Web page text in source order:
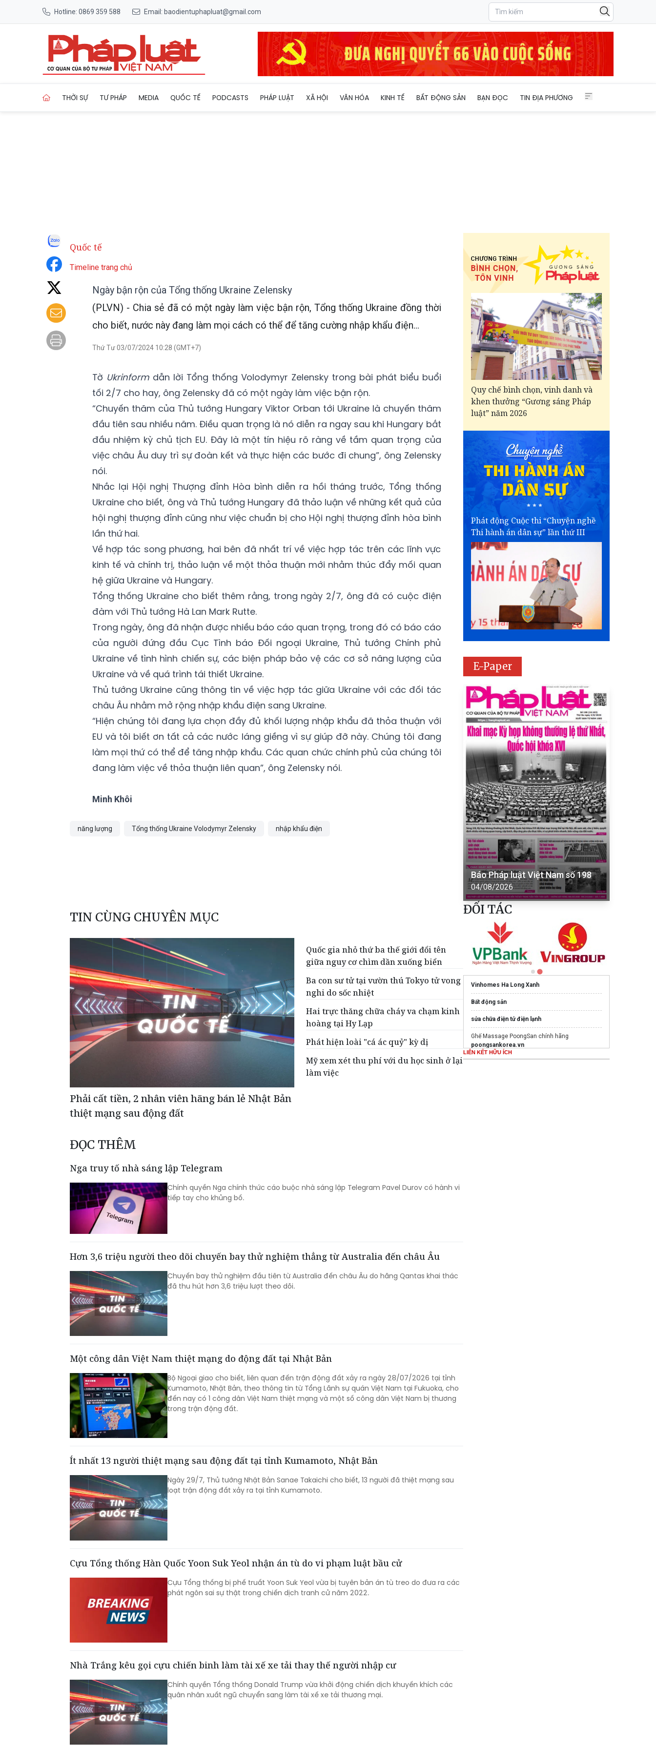
Hotline: 0869 359 588 Email: baodientuphapluat@gmail.com
THỜI SỰ TƯ PHÁP MEDIA QUỐC TẾ PODCASTS PHÁP LUẬT XÃ HỘI VĂN HÓA KINH TẾ BẤT ĐỘNG SẢN BẠN ĐỌC TIN ĐỊA PHƯƠNG
Quốc tế
Timeline trang chủ
Ngày bận rộn của Tổng thống Ukraine Zelensky
(PLVN) - Chia sẻ đã có một ngày làm việc bận rộn, Tổng thống Ukraine đồng thời
cho biết, nước này đang làm mọi cách có thể để tăng cường nhập khẩu điện...
Thứ Tư 03/07/2024 10:28 (GMT+7)
Tờ Ukrinformdẫn lời Tổng thống Volodymyr Zelensky trong bài phát biểu buổi
tối 2/7 cho hay, ông Zelensky đã có một ngày làm việc bận rộn.
“Chuyến thăm của Thủ tướng Hungary Viktor Orban tới Ukraine là chuyến thăm
đầu tiên sau nhiều năm. Điều quan trọng là nó diễn ra ngay sau khi Hungary bắt
đầu nhiệm kỳ chủ tịch EU. Đây là một tín hiệu rõ ràng về tầm quan trọng của
việc châu Âu duy trì sự đoàn kết và thực hiện các bước đi chung”, ông Zelensky
nói.
Nhắc lại Hội nghị Thượng đỉnh Hòa bình diễn ra hồi tháng trước, Tổng thống
Ukraine cho biết, ông và Thủ tướng Hungary đã thảo luận về những kết quả của
hội nghị thượng đỉnh cũng như việc chuẩn bị cho Hội nghị thượng đỉnh hòa bình
lần thứ hai.
Về hợp tác song phương, hai bên đã nhất trí về việc hợp tác trên các lĩnh vực
kinh tế và chính trị, thảo luận về một thỏa thuận mới nhằm thúc đẩy mối quan
hệ giữa Ukraine và Hungary.
Tổng thống Ukraine cho biết thêm rằng, trong ngày 2/7, ông đã có cuộc điện
đàm với Thủ tướng Hà Lan Mark Rutte.
Trong ngày, ông đã nhận được nhiều báo cáo quan trọng, trong đó có báo cáo
của người đứng đầu Cục Tình báo Đối ngoại Ukraine, Thủ tướng Chính phủ
Ukraine về tình hình chiến sự, các biện pháp bảo vệ các cơ sở năng lượng của
Ukraine và về quá trình tái thiết Ukraine.
Thủ tướng Ukraine cũng thông tin về việc hợp tác giữa Ukraine với các đối tác
châu Âu nhằm mở rộng nhập khẩu điện sang Ukraine.
“Hiện chúng tôi đang lựa chọn đầy đủ khối lượng nhập khẩu đã thỏa thuận với
EU và tôi biết ơn tất cả các nước láng giềng vì sự giúp đỡ này. Chúng tôi đang
làm mọi thứ có thể để tăng nhập khẩu. Các quan chức chính phủ của chúng tôi
đang làm việc về thỏa thuận liên quan”, ông Zelensky nói.
Minh Khôi
năng lượng Tổng thống Ukraine Volodymyr Zelensky nhập khẩu điện
TIN CÙNG CHUYÊN MỤC
Phải cất tiền, 2 nhân viên hãng bán lẻ Nhật Bản
thiệt mạng sau động đất
Quốc gia nhỏ thứ ba thế giới đổi tên
giữa nguy cơ chìm dần xuống biển
Ba con sư tử tại vườn thú Tokyo tử vong
nghi do sốc nhiệt
Hai trực thăng chữa cháy va chạm kinh
hoàng tại Hy Lạp
Phát hiện loài "cá ác quỷ" kỳ dị
Mỹ xem xét thu phí với du học sinh ở lại
làm việc
ĐỌC THÊM
Nga truy tố nhà sáng lập Telegram
Chính quyền Nga chính thức cáo buộc nhà sáng lập Telegram Pavel Durov có hành vi
tiếp tay cho khủng bố.
Hơn 3,6 triệu người theo dõi chuyến bay thử nghiệm thẳng từ Australia đến châu Âu
Chuyến bay thử nghiệm đầu tiên từ Australia đến châu Âu do hãng Qantas khai thác
đã thu hút hơn 3,6 triệu lượt theo dõi.
Một công dân Việt Nam thiệt mạng do động đất tại Nhật Bản
Bộ Ngoại giao cho biết, liên quan đến trận động đất xảy ra ngày 28/07/2026 tại tỉnh
Kumamoto, Nhật Bản, theo thông tin từ Tổng Lãnh sự quán Việt Nam tại Fukuoka, cho
đến nay có 1 công dân Việt Nam thiệt mạng và một số công dân Việt Nam bị thương
trong trận động đất.
Ít nhất 13 người thiệt mạng sau động đất tại tỉnh Kumamoto, Nhật Bản
Ngày 29/7, Thủ tướng Nhật Bản Sanae Takaichi cho biết, 13 người đã thiệt mạng sau
loạt trận động đất xảy ra tại tỉnh Kumamoto.
Cựu Tổng thống Hàn Quốc Yoon Suk Yeol nhận án tù do vi phạm luật bầu cử
Cựu Tổng thống bị phế truất Yoon Suk Yeol vừa bị tuyên bản án tù treo do đưa ra các
phát ngôn sai sự thật trong chiến dịch tranh cử năm 2022.
Nhà Trắng kêu gọi cựu chiến binh làm tài xế xe tải thay thế người nhập cư
Chính quyền Tổng thống Donald Trump vừa khởi động chiến dịch khuyến khích các
quân nhân xuất ngũ chuyển sang làm tài xế xe tải thương mại.
Quy chế bình chọn, vinh danh và
khen thưởng “Gương sáng Pháp
luật” năm 2026
Phát động Cuộc thi “Chuyện nghề
Thi hành án dân sự” lần thứ III
E-Paper
Báo Pháp luật Việt Nam số 198
04/08/2026
ĐỐI TÁC
Vinhomes Ha Long Xanh
Bất động sản
sửa chữa điện tử điện lạnh
Ghế Massage PoongSan chính hãng
poongsankorea.vn
LIÊN KẾT HỮU ÍCH